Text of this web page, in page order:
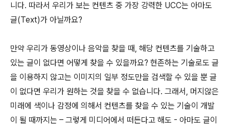
니다. 따라서 우리가 보는 컨텐츠 중 가장 강력한 UCC는 아마도
글(Text)가 아닐까요?
만약 우리가 동영상이나 음악을 찾을 때, 해당 컨텐츠를 기술하고
있는 글이 없다면 어떻게 찾을 수 있을까요? 현존하는 기술로도 글
을 이용하지 않고는 이미지의 일부 정도만을 검색할 수 있을 뿐 글
이 없다면 우리가 원하는 것을 찾을 수 없습니다. 그래서, 머지않은
미래에 색이나 감정에 의해서 컨텐츠를 찾을 수 있는 기술이 개발
이 될 때까지는 – 그렇게 미디어에서 떠든다고 해도 - 아마도 글이